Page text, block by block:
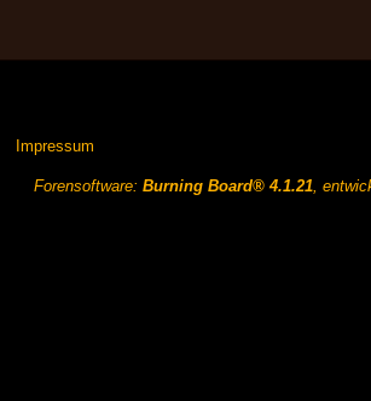
Impressum
Forensoftware: Burning Board® 4.1.21,